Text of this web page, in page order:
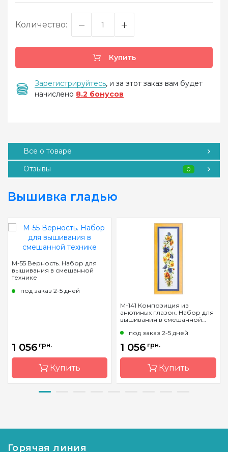
Количество:
Купить
Зарегистрируйтесь, и за этот заказ вам будет
начислено 8.2 бонусов
Все о товаре
Отзывы
0
Вышивка гладью
М-55 Верность. Набор для
вышивания в смешанной
технике
под заказ 2-5 дней
1 056 грн.
Купить
производитель
М-141 Композиция из
анютиных глазок. Набор для
вышивания в смешанной
под заказ 2-5 дней
1 056 грн.
Купить
Горячая линия